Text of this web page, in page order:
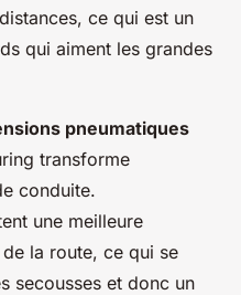
ce qui est un
qui aiment les grandes
pneumatiques
transforme
conduite.
une meilleure
la route, ce qui se
secousses et donc un